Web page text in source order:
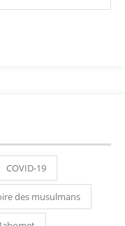
COVID-19
des musulmans